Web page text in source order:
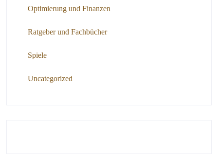
Optimierung und Finanzen
Ratgeber und Fachbücher
Spiele
Uncategorized